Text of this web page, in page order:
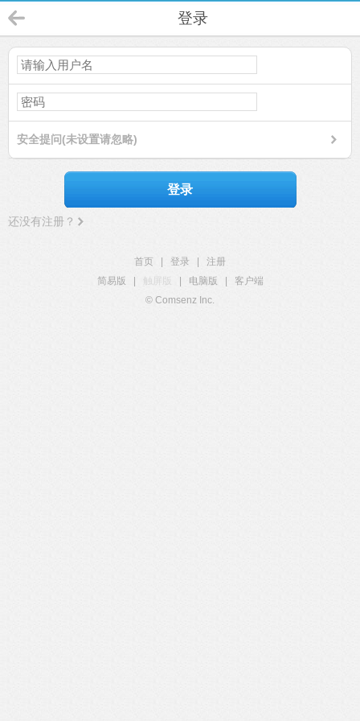
登录
安全提问(未设置请忽略)
登录
还没有注册？
首页 登录
注册
简易版
触屏版 电脑版
客户端
© Comsenz Inc.